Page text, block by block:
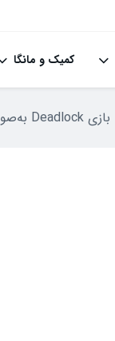
کمیک و مانگا
بازی Deadlock به‌صورت رسمی توسط Valve معرفی شد